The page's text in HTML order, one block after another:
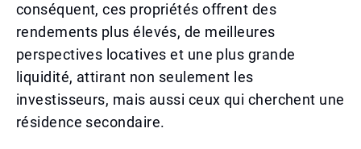
conséquent, ces propriétés offrent des
rendements plus élevés, de meilleures
perspectives locatives et une plus grande
liquidité, attirant non seulement les
investisseurs, mais aussi ceux qui cherchent une
résidence secondaire.